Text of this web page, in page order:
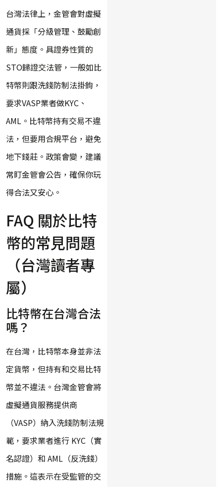
台灣法律上，金管會對虛擬
通貨採「分級管理、鼓勵創
新」態度。具證券性質的
STO歸證交法管，一般如比
特幣則跟洗錢防制法掛鉤，
要求VASP業者做KYC、
AML。比特幣持有交易不違
法，但要用合規平台，避免
地下錢莊。政策會變，建議
常盯金管會公告，確保你玩
得合法又安心。
FAQ 關於比特
幣的常見問題
（台灣讀者專
屬）
比特幣在台灣合法
嗎？
在台灣，比特幣本身並非法
定貨幣，但持有和交易比特
幣並不違法。台灣金管會將
虛擬通貨服務提供商
（VASP）納入洗錢防制法規
範，要求業者進行 KYC（實
名認證）和 AML（反洗錢）
措施。這表示在受監管的交